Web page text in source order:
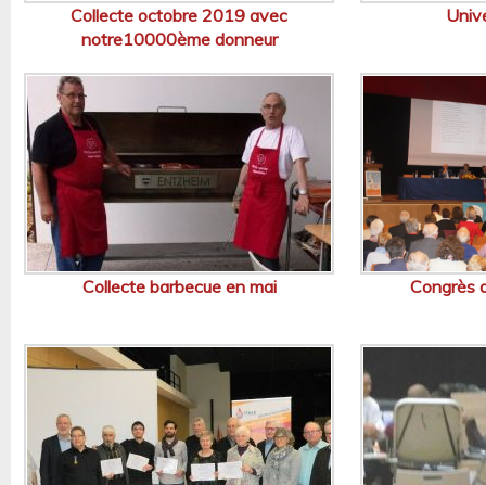
Collecte octobre 2019 avec
notre10000ème donneur
Collecte barbecue en mai Congrès